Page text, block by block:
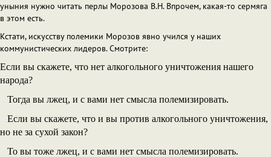
уныния нужно читать перлы Морозова В.Н. Впрочем, какая-то сермяга
в этом есть.
Кстати, искусству полемики Морозов явно учился у наших
коммунистических лидеров. Смотрите:
Если вы скажете, что нет алкогольного уничтожения нашего
народа?
Тогда вы лжец, и с вами нет смысла полемизировать.
Если вы скажете, что и вы против алкогольного уничтожения,
но не за сухой закон?
То вы тоже лжец, и с вами нет смысла полемизировать.